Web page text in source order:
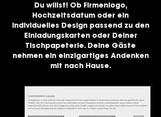
Du willst! Ob Firmenlogo,
Hochzeitsdatum oder ein
individuelles Design passend zu den
Einladungskarten oder Deiner
Tischpapeterie. Deine Gäste
nehmen ein einzigartiges Andenken
mit nach Hause.